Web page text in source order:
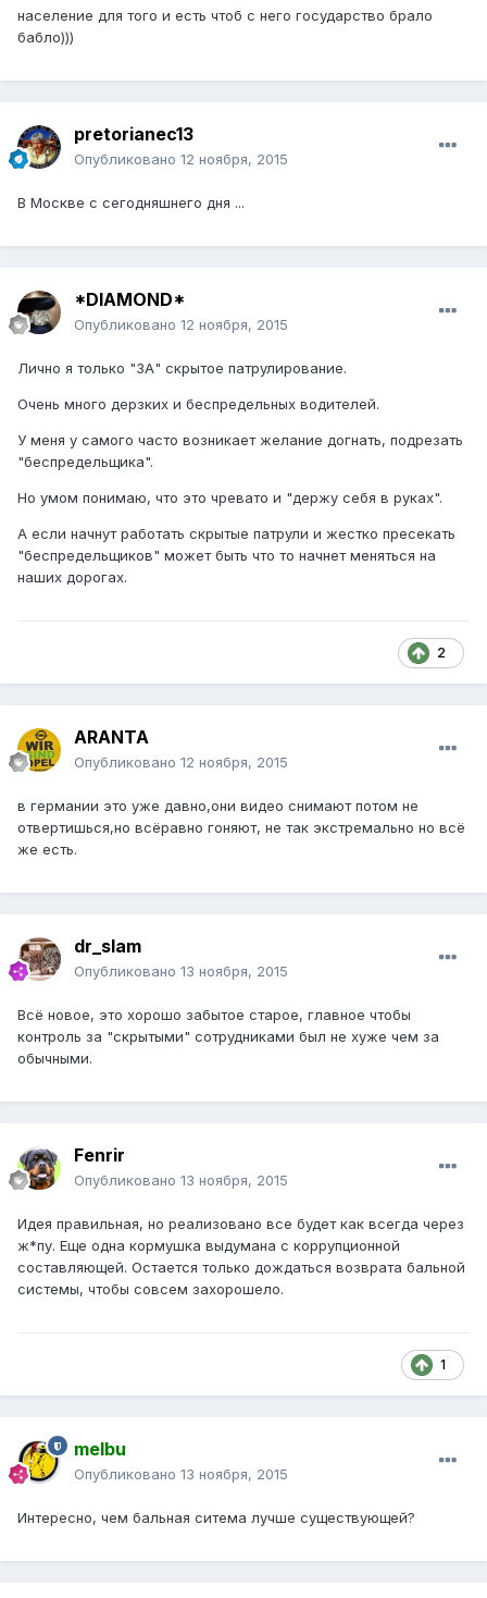
население для того и есть чтоб с него государство брало
бабло)))
pretorianec13
Опубликовано 12 ноября, 2015
В Москве с сегодняшнего дня ...
*DIAMOND*
Опубликовано 12 ноября, 2015
Лично я только "ЗА" скрытое патрулирование.
Очень много дерзких и беспредельных водителей.
У меня у самого часто возникает желание догнать, подрезать
"беспредельщика".
Но умом понимаю, что это чревато и "держу себя в руках".
А если начнут работать скрытые патрули и жестко пресекать
"беспредельщиков" может быть что то начнет меняться на
наших дорогах.
2
ARANTA
Опубликовано 12 ноября, 2015
в германии это уже давно,они видео снимают потом не
отвертишься,но всёравно гоняют, не так экстремально но всё
же есть.
dr_slam
Опубликовано 13 ноября, 2015
Всё новое, это хорошо забытое старое, главное чтобы
контроль за "скрытыми" сотрудниками был не хуже чем за
обычными.
Fenrir
Опубликовано 13 ноября, 2015
Идея правильная, но реализовано все будет как всегда через
ж*пу. Еще одна кормушка выдумана с коррупционной
составляющей. Остается только дождаться возврата бальной
системы, чтобы совсем захорошело.
1
melbu
Опубликовано 13 ноября, 2015
Интересно, чем бальная ситема лучше существующей?